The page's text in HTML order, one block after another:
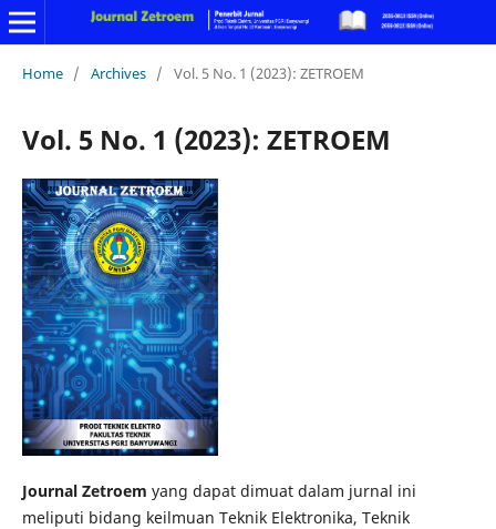
Home / Archives / Vol. 5 No. 1 (2023): ZETROEM
Vol. 5 No. 1 (2023): ZETROEM
Journal Zetroem yang dapat dimuat dalam jurnal ini
meliputi bidang keilmuan Teknik Elektronika, Teknik